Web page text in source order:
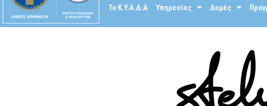
To K.Y.A.Δ.Α Υπηρεσίες Δομές